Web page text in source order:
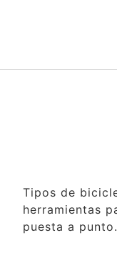
Tipos de
herramientas
puesta a punto.